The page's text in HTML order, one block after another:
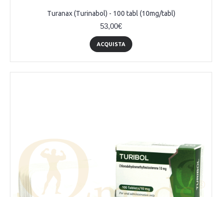
Turanax (Turinabol) - 100 tabl (10mg/tabl)
53,00€
ACQUISTA